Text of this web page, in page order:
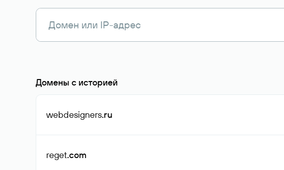
Домены с историей
webdesigners.ru
reget.com